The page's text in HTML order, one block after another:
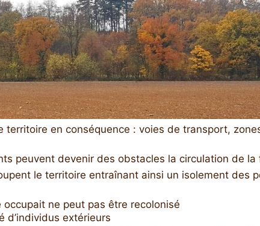
en conséquence : voies de transport,
peuvent devenir des obstacles la circulation de
le territoire entraînant ainsi un isolement des
occupait ne peut pas être recolonisé
d’individus extérieurs